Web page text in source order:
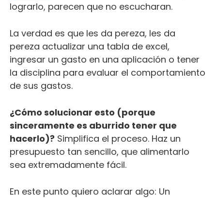
lograrlo, parecen que no escucharan.
La verdad es que les da pereza, les da
pereza actualizar una tabla de excel,
ingresar un gasto en una aplicación o tener
la disciplina para evaluar el comportamiento
de sus gastos.
¿Cómo solucionar esto (porque
sinceramente es aburrido tener que
hacerlo)? Simplifica el proceso. Haz un
presupuesto tan sencillo, que alimentarlo
sea extremadamente fácil.
En este punto quiero aclarar algo: Un